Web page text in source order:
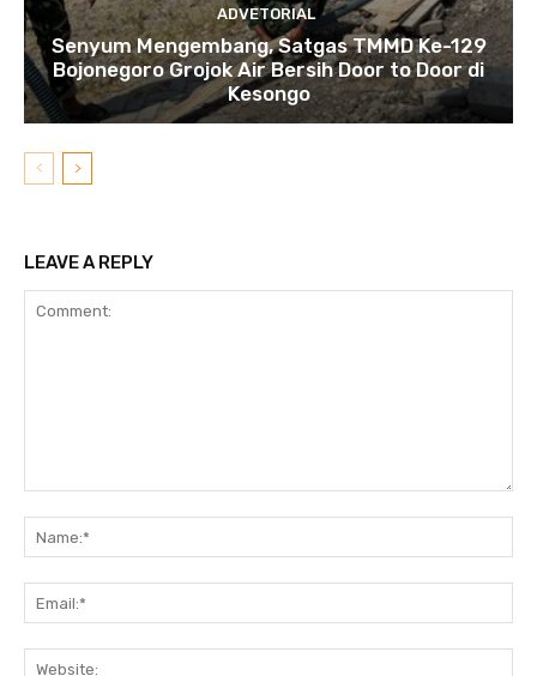
ADVETORIAL
Senyum Mengembang, Satgas TMMD Ke-129
Bojonegoro Grojok Air Bersih Door to Door di
Kesongo
LEAVE A REPLY